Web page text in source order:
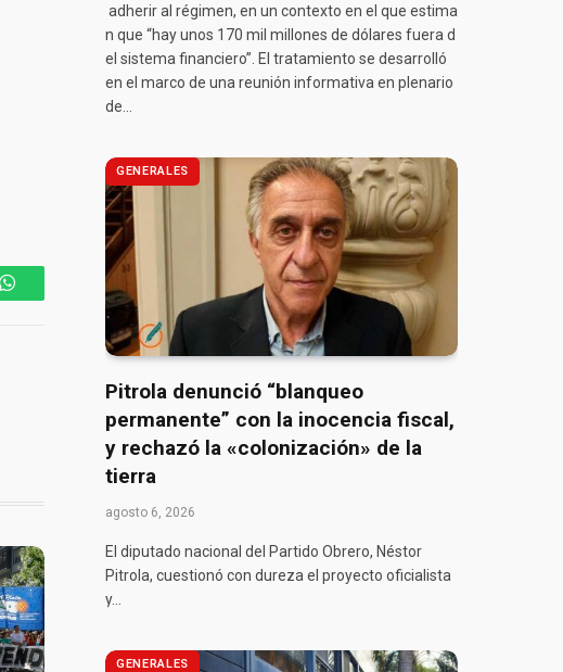
WhatsApp
adherir al régimen, en un contexto en el que estima
n que “hay unos 170 mil millones de dólares fuera d
el sistema financiero”. El tratamiento se desarrolló
en el marco de una reunión informativa en plenario
de…
GENERALES
Pitrola denunció “blanqueo
permanente” con la inocencia fiscal,
y rechazó la «colonización» de la
tierra
agosto 6, 2026
El diputado nacional del Partido Obrero, Néstor
Pitrola, cuestionó con dureza el proyecto oficialista
y…
GENERALES